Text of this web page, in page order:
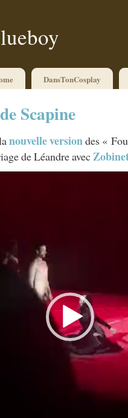
DansTonCosplay
Scapine
nouvelleversiondes «
de Léandre avec